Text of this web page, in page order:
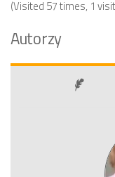
(Visited 57 times, 1
Autorzy